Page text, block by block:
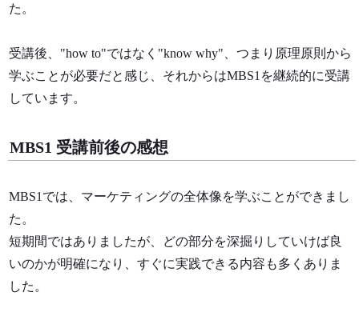
た。
受講後、"how to"ではなく"know why"、つまり原理原則から
学ぶことが必要だと感じ、それからはMBS1を継続的に受講
しています。
MBS1 受講前後の感想
MBS1では、マーケティングの全体像を学ぶことができまし
た。
短期間ではありましたが、どの部分を深掘りしていけば良
いのかが明確になり、すぐに実践できる内容も多くありま
した。